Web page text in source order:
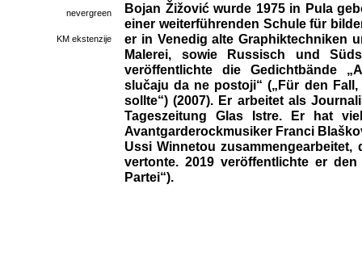
nevergreen
KM ekstenzije
Bojan Žižović wurde 1975 in Pula
einer weiterführenden Schule für
er in Venedig alte Graphiktechniken
Malerei, sowie Russisch und
veröffentlichte die Gedichtbände
slučaju da ne postoji“ („Für den
sollte“) (2007). Er arbeitet als
Tageszeitung Glas Istre. Er hat
Avantgarderockmusiker Franci
Ussi Winnetou zusammengearbeitet,
vertonte. 2019 veröffentlichte er den
Partei“).